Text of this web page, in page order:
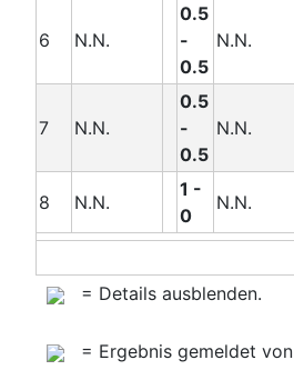
6 N.N.
0.5
-
0.5
N.N.
7 N.N.
0.5
-
0.5
N.N.
8 N.N.
1 -
0
N.N.
= Details ausblenden.
= Ergebnis gemeldet von